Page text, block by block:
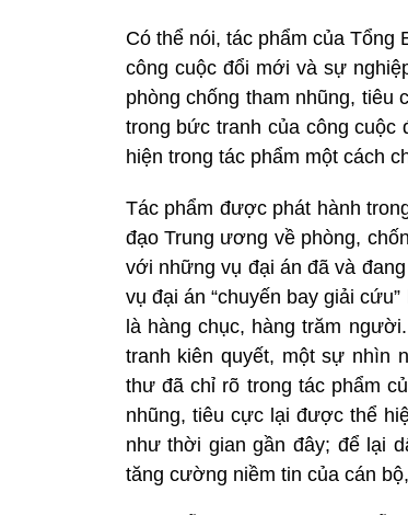
Có thể nói, tác phẩm của Tổng
công cuộc đổi mới và sự
phòng chống tham nhũng, tiêu
trong bức tranh của công
hiện trong tác phẩm một cách
Tác phẩm được phát hành
đạo Trung ương về phòng,
với những vụ đại án đã và
vụ đại án “chuyến bay giải
là hàng chục, hàng trăm
tranh kiên quyết, một sự nhìn
thư đã chỉ rõ trong tác phẩm
nhũng, tiêu cực lại được thể
như thời gian gần đây; để lại
tăng cường niềm tin của cán